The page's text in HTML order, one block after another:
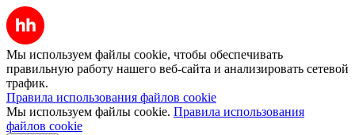
Мы используем файлы cookie, чтобы обеспечивать
правильную работу нашего веб-сайта и анализировать сетевой
трафик.
Правила использования файлов cookie
Мы используем файлы cookie. Правила использования
файлов cookie